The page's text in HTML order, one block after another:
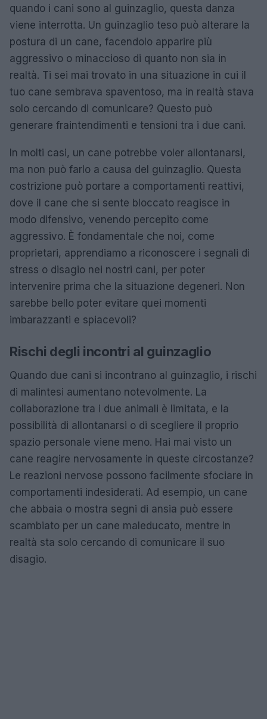
quando i cani sono al guinzaglio, questa danza
viene interrotta. Un guinzaglio teso può alterare la
postura di un cane, facendolo apparire più
aggressivo o minaccioso di quanto non sia in
realtà. Ti sei mai trovato in una situazione in cui il
tuo cane sembrava spaventoso, ma in realtà stava
solo cercando di comunicare? Questo può
generare fraintendimenti e tensioni tra i due cani.
In molti casi, un cane potrebbe voler allontanarsi,
ma non può farlo a causa del guinzaglio. Questa
costrizione può portare a comportamenti reattivi,
dove il cane che si sente bloccato reagisce in
modo difensivo, venendo percepito come
aggressivo. È fondamentale che noi, come
proprietari, apprendiamo a riconoscere i segnali di
stress o disagio nei nostri cani, per poter
intervenire prima che la situazione degeneri. Non
sarebbe bello poter evitare quei momenti
imbarazzanti e spiacevoli?
Rischi degli incontri al guinzaglio
Quando due cani si incontrano al guinzaglio, i rischi
di malintesi aumentano notevolmente. La
collaborazione tra i due animali è limitata, e la
possibilità di allontanarsi o di scegliere il proprio
spazio personale viene meno. Hai mai visto un
cane reagire nervosamente in queste circostanze?
Le reazioni nervose possono facilmente sfociare in
comportamenti indesiderati. Ad esempio, un cane
che abbaia o mostra segni di ansia può essere
scambiato per un cane maleducato, mentre in
realtà sta solo cercando di comunicare il suo
disagio.